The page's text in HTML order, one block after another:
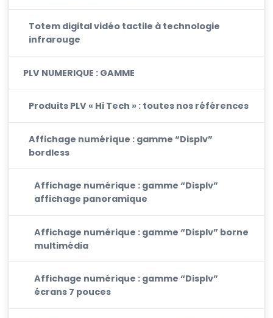
Totem digital vidéo tactile à technologie
infrarouge
PLV NUMERIQUE : GAMME
Produits PLV « Hi Tech » : toutes nos références
Affichage numérique : gamme “Displv”
bordless
Affichage numérique : gamme “Displv”
affichage panoramique
Affichage numérique : gamme “Displv” borne
multimédia
Affichage numérique : gamme “Displv”
écrans 7 pouces